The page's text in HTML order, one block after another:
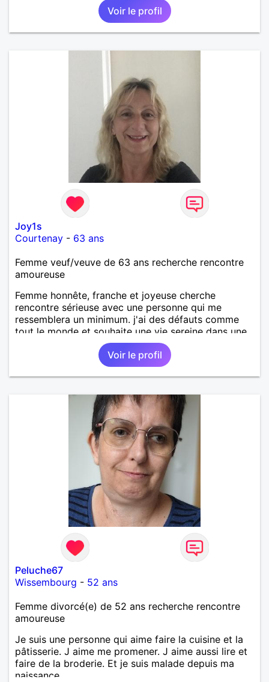
Voir le profil
Joy1s
Courtenay - 63 ans
Femme veuf/veuve de 63 ans recherche rencontre
amoureuse
Femme honnête, franche et joyeuse cherche
rencontre sérieuse avec une personne qui me
ressemblera un minimum. j'ai des défauts comme
tout le monde et souhaite une vie sereine dans une
relation sur du long terme.
Voir le profil
Peluche67
Wissembourg - 52 ans
Femme divorcé(e) de 52 ans recherche rencontre
amoureuse
Je suis une personne qui aime faire la cuisine et la
pâtisserie. J aime me promener. J aime aussi lire et
faire de la broderie. Et je suis malade depuis ma
naissance.